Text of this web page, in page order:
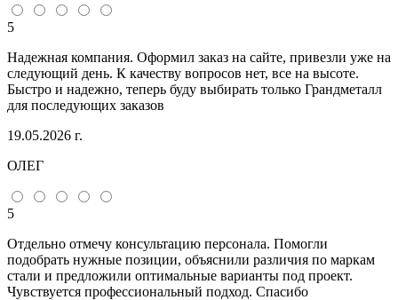
5
Надежная компания. Оформил заказ на сайте, привезли уже на
следующий день. К качеству вопросов нет, все на высоте.
Быстро и надежно, теперь буду выбирать только Грандметалл
для последующих заказов
19.05.2026 г.
ОЛЕГ
5
Отдельно отмечу консультацию персонала. Помогли
подобрать нужные позиции, объяснили различия по маркам
стали и предложили оптимальные варианты под проект.
Чувствуется профессиональный подход. Спасибо